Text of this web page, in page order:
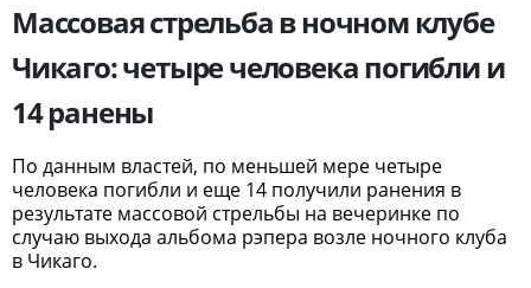
Массовая стрельба в ночном клубе
Чикаго: четыре человека погибли и
14 ранены
По данным властей, по меньшей мере четыре
человека погибли и еще 14 получили ранения в
результате массовой стрельбы на вечеринке по
случаю выхода альбома рэпера возле ночного клуба
в Чикаго.